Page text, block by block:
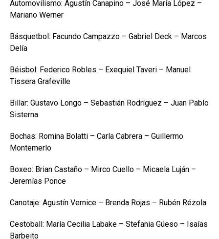
Automovilismo: Agustín Canapino – José María López –
Mariano Werner
Básquetbol: Facundo Campazzo – Gabriel Deck – Marcos
Delía
Béisbol: Federico Robles – Exequiel Taveri – Manuel
Tissera Grafeville
Billar: Gustavo Longo – Sebastián Rodríguez – Juan Pablo
Sisterna
Bochas: Romina Bolatti – Carla Cabrera – Guillermo
Montemerlo
Boxeo: Brian Castaño – Mirco Cuello – Micaela Luján –
Jeremías Ponce
Canotaje: Agustín Vernice – Brenda Rojas – Rubén Rézola
Cestoball: María Cecilia Labake – Stefania Güeso – Isaías
Barbeito